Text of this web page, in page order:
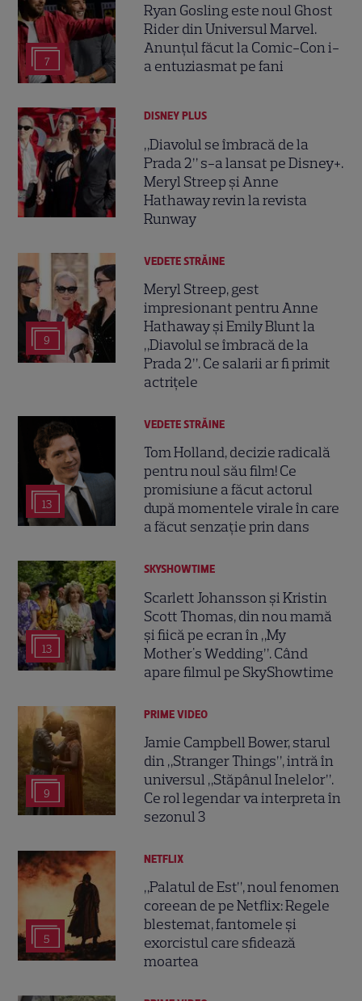
7
Ryan Gosling este noul Ghost
Rider din Universul Marvel.
Anunțul făcut la Comic-Con i-
a entuziasmat pe fani
DISNEY PLUS
„Diavolul se îmbracă de la
Prada 2” s-a lansat pe Disney+.
Meryl Streep și Anne
Hathaway revin la revista
Runway
9
VEDETE STRĂINE
Meryl Streep, gest
impresionant pentru Anne
Hathaway și Emily Blunt la
„Diavolul se îmbracă de la
Prada 2”. Ce salarii ar fi primit
actrițele
13
VEDETE STRĂINE
Tom Holland, decizie radicală
pentru noul său film! Ce
promisiune a făcut actorul
după momentele virale în care
a făcut senzație prin dans
13
SKYSHOWTIME
Scarlett Johansson și Kristin
Scott Thomas, din nou mamă
și fiică pe ecran în „My
Mother's Wedding”. Când
apare filmul pe SkyShowtime
9
PRIME VIDEO
Jamie Campbell Bower, starul
din „Stranger Things”, intră în
universul „Stăpânul Inelelor”.
Ce rol legendar va interpreta în
sezonul 3
5
NETFLIX
„Palatul de Est”, noul fenomen
coreean de pe Netflix: Regele
blestemat, fantomele și
exorcistul care sfidează
moartea